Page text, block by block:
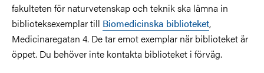
fakulteten för naturvetenskap och teknik ska lämna in
biblioteksexemplar till Biomedicinska biblioteket,
Medicinaregatan 4. De tar emot exemplar när biblioteket är
öppet. Du behöver inte kontakta biblioteket i förväg.